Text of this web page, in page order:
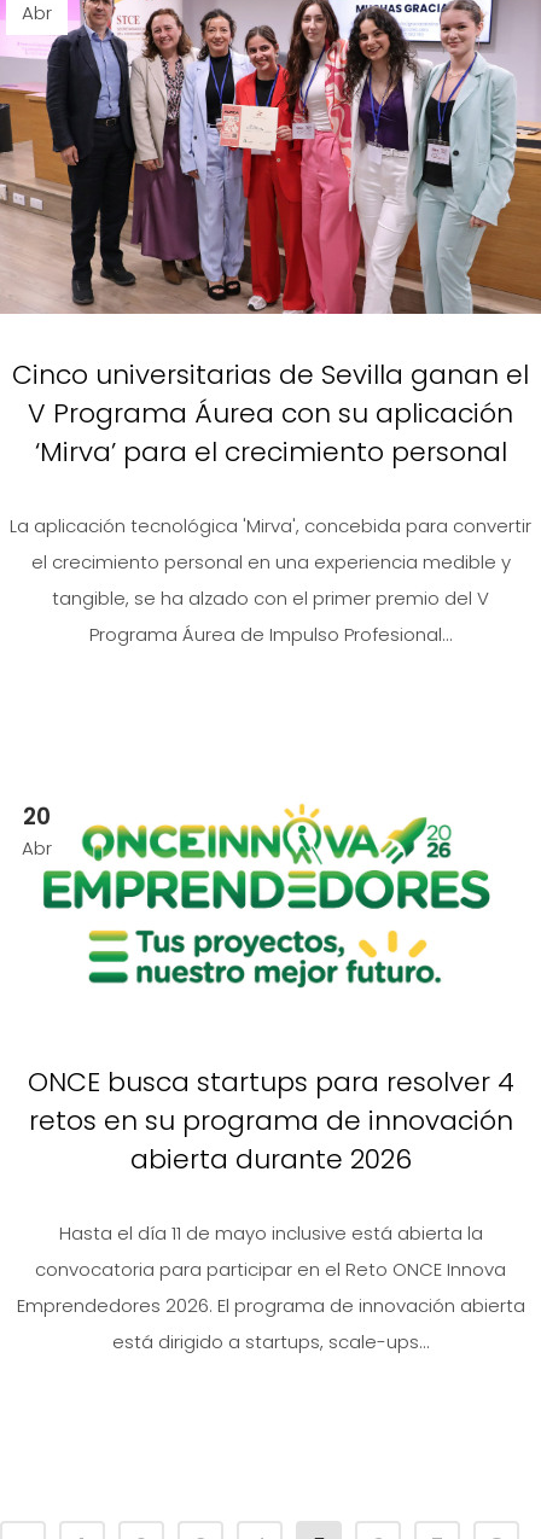
Abr
Cinco universitarias de Sevilla ganan el
V Programa Áurea con su aplicación
‘Mirva’ para el crecimiento personal
La aplicación tecnológica 'Mirva', concebida para convertir
el crecimiento personal en una experiencia medible y
tangible, se ha alzado con el primer premio del V
Programa Áurea de Impulso Profesional...
20
Abr
ONCE busca startups para resolver 4
retos en su programa de innovación
abierta durante 2026
Hasta el día 11 de mayo inclusive está abierta la
convocatoria para participar en el Reto ONCE Innova
Emprendedores 2026. El programa de innovación abierta
está dirigido a startups, scale-ups...